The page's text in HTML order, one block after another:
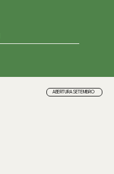
ABERTURA SETEMBRO